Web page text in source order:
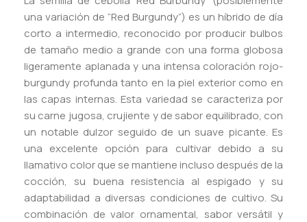
una variación de “Red Burgundy”) es un híbrido de día
corto a intermedio, reconocido por producir bulbos
de tamaño medio a grande con una forma globosa
ligeramente aplanada y una intensa coloración rojo-
burgundy profunda tanto en la piel exterior como en
las capas internas. Esta variedad se caracteriza por
su carne jugosa, crujiente y de sabor equilibrado, con
un notable dulzor seguido de un suave picante. Es
una excelente opción para cultivar debido a su
llamativo color que se mantiene incluso después de la
cocción, su buena resistencia al espigado y su
adaptabilidad a diversas condiciones de cultivo. Su
combinación de valor ornamental, sabor versátil y